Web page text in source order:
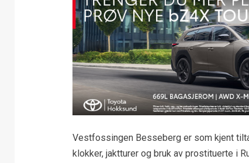
Vestfossingen Besseberg er som kjent
klokker, jaktturer og bruk av prostituerte i